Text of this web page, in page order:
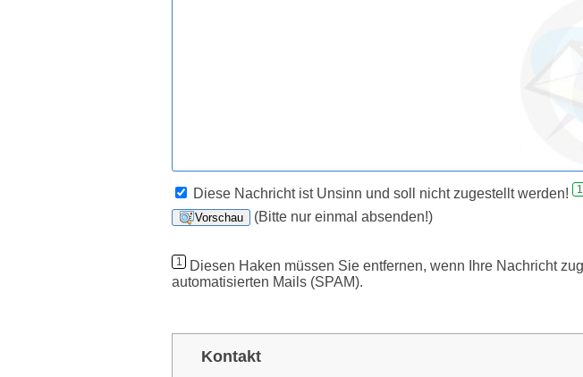
Diese Nachricht ist Unsinn und soll nicht zugestellt werden! 1
(Bitte nur einmal absenden!)
1
Diesen Haken müssen Sie entfernen, wenn Ihre Nachricht
automatisierten Mails (SPAM).
Kontakt